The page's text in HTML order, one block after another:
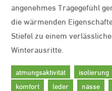
angenehmes Tragegefühl
die wärmenden
Stiefel zu einem
Winterausritte.
atmungsaktivität isolierung
komfort
leder nässe